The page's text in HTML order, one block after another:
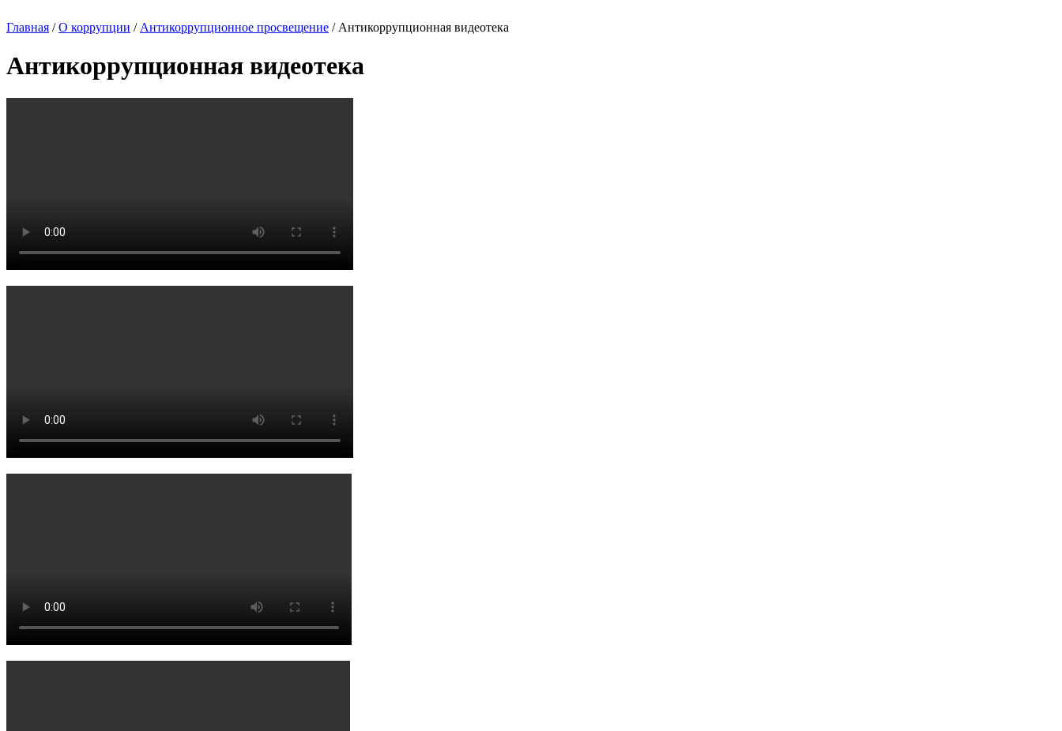
Главная /О коррупции / Антикоррупционное просвещение / Антикоррупционная видеотека
Антикоррупционная видеотека